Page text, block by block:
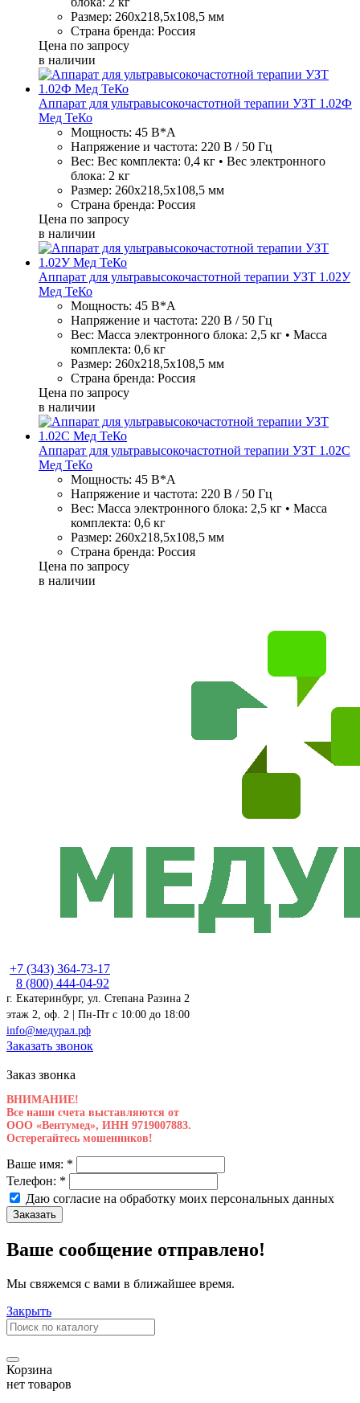
Размер: 260х218,5х108,5 мм
Страна бренда: Россия
Цена по запросу
в наличии
Аппарат для ультравысокочастотной терапии УЗТ 1.02Ф
Мед ТеКо
Мощность: 45 В*А
Напряжение и частота: 220 В / 50 Гц
Вес: Вес комплекта: 0,4 кг • Вес электронного
блока: 2 кг
Размер: 260х218,5х108,5 мм
Страна бренда: Россия
Цена по запросу
в наличии
Аппарат для ультравысокочастотной терапии УЗТ 1.02У
Мед ТеКо
Мощность: 45 В*А
Напряжение и частота: 220 В / 50 Гц
Вес: Масса электронного блока: 2,5 кг • Масса
комплекта: 0,6 кг
Размер: 260х218,5х108,5 мм
Страна бренда: Россия
Цена по запросу
в наличии
Аппарат для ультравысокочастотной терапии УЗТ 1.02С
Мед ТеКо
Мощность: 45 В*А
Напряжение и частота: 220 В / 50 Гц
Вес: Масса электронного блока: 2,5 кг • Масса
комплекта: 0,6 кг
Размер: 260х218,5х108,5 мм
Страна бренда: Россия
Цена по запросу
в наличии
+7 (343) 364-73-17
8 (800) 444-04-92
г. Екатеринбург, ул. Степана Разина 2
этаж 2, оф. 2 | Пн-Пт c 10:00 до 18:00
info@медурал.рф
Заказать звонок
Заказ звонка
ВНИМАНИЕ!
Все наши счета выставляются от
ООО «Вентумед», ИНН 9719007883.
Остерегайтесь мошенников!
Ваше имя: *
Телефон: *
Даю согласие на обработку моих персональных данных
Заказать
Ваше сообщение отправлено!
Мы свяжемся с вами в ближайшее время.
Закрыть
Корзина
нет товаров